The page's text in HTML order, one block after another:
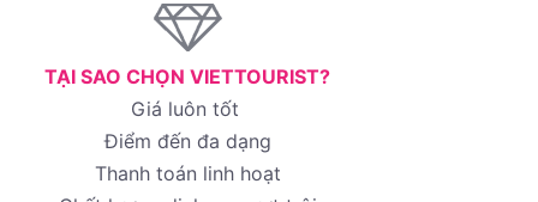
TẠI SAO CHỌN VIETTOURIST?
Giá luôn tốt
Điểm đến đa dạng
Thanh toán linh hoạt